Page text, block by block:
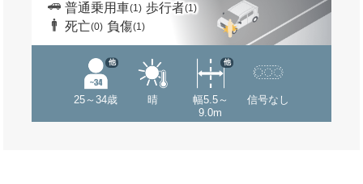
普通乗用車(1) 歩行者(1)
死亡(0) 負傷(1)
25～34歳
他
晴
幅5.5～
9.0m
他
信号なし